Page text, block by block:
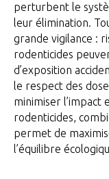
perturbent le
leur élimination.
grande vigilance :
rodenticides
d’exposition
le respect des
minimiser l’impact
rodenticides,
permet de
l’équilibre